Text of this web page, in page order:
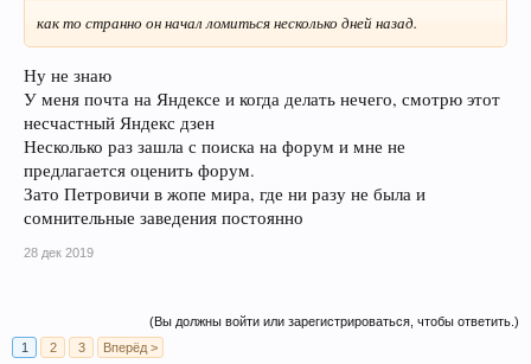
как то странно он начал ломиться несколько дней назад.
Ну не знаю
У меня почта на Яндексе и когда делать нечего, смотрю этот
несчастный Яндекс дзен
Несколько раз зашла с поиска на форум и мне не
предлагается оценить форум.
Зато Петровичи в жопе мира, где ни разу не была и
сомнительные заведения постоянно
28 дек 2019
(Вы должны войти или зарегистрироваться, чтобы ответить.)
1
2 3 Вперёд >